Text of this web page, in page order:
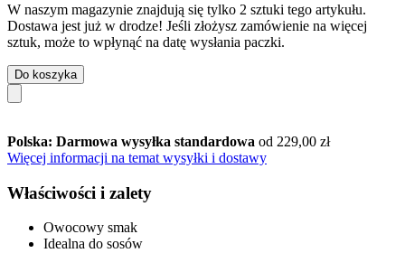
W naszym magazynie znajdują się tylko 2 sztuki tego artykułu.
Dostawa jest już w drodze! Jeśli złożysz zamówienie na więcej
sztuk, może to wpłynąć na datę wysłania paczki.
Do koszyka
Polska: Darmowa wysyłka standardowa od 229,00 zł
Więcej informacji na temat wysyłki i dostawy
Właściwości i zalety
Owocowy smak
Idealna do sosów